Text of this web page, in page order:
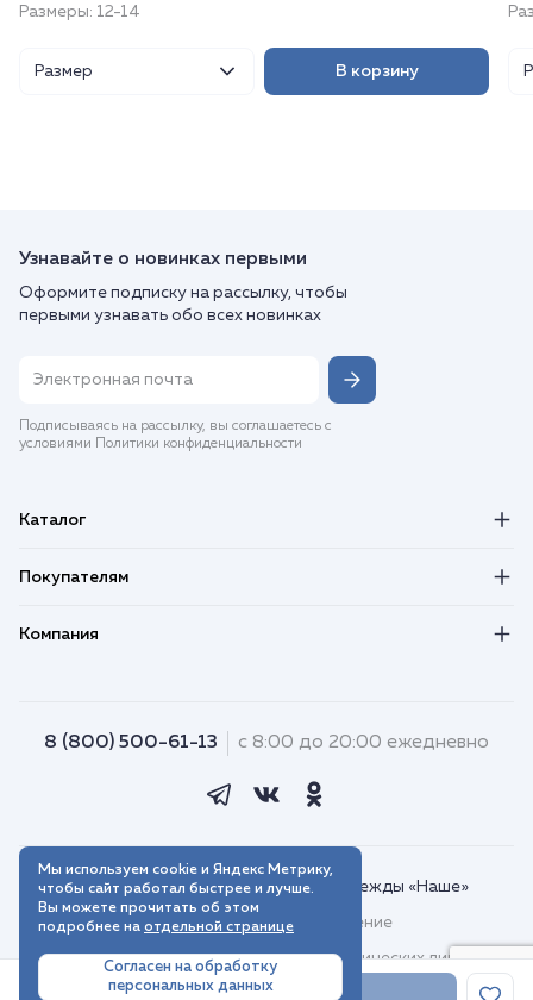
В корзину
Размеры: 12-14
Размер В корзину
Узнавайте о новинках первыми
Оформите подписку на рассылку, чтобы
первыми узнавать обо всех новинках
Подписываясь на рассылку, вы соглашаетесь с
условиями Политики конфиденциальности
Каталог
Покупателям
Компания
8 (800) 500-61-13 с 8:00 до 20:00 ежедневно
© 2018–2026. Интернет-магазин одежды «Наше»
Пользовательское соглашение
Договор присоединения для юридических лиц
Политика обработки персональных данных
Мы используем cookie и Яндекс Метрику,
чтобы сайт работал быстрее и лучше.
Вы можете прочитать об этом
подробнее на отдельной странице
Согласен на обработку
персональных данных